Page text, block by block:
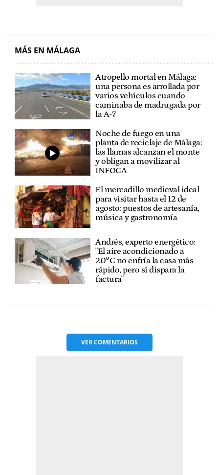
MÁS EN MÁLAGA
Atropello mortal en Málaga:
una persona es arrollada por
varios vehículos cuando
caminaba de madrugada por
la A-7
Noche de fuego en una
planta de reciclaje de Málaga:
las llamas alcanzan el monte
y obligan a movilizar al
INFOCA
El mercadillo medieval ideal
para visitar hasta el 12 de
agosto: puestos de artesanía,
música y gastronomía
Andrés, experto energético:
"El aire acondicionado a
20°C no enfría la casa más
rápido, pero sí dispara la
factura"
VERCOMENTARIOS